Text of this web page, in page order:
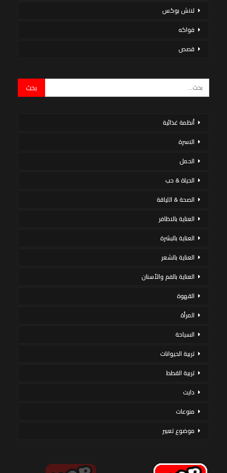
لانش بوكس
فواكه
قصص
أنظمة غذائية
الاسرة
الحمل
الحياة & حب
الصحة & اللياقة
العناية بالاظافر
العناية بالبشرة
العناية بالشعر
العناية بالفم والأسنان
القهوة
المرأة
السياحة
تربية الحيوانات
تربية القطط
دايت
منوعات
موضوع تعبير